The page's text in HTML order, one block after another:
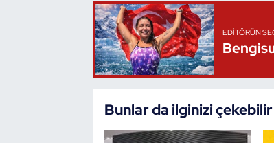
EDITÖRÜN
Bunlar da ilginizi çekebilir